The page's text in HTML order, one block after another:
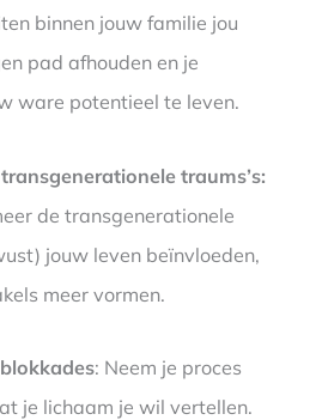
binnen jouw familie jou
pad afhouden en je
ware potentieel te leven.
traums’s:
de transgenerationele
jouw leven beïnvloeden,
meer vormen.
: Neem je proces
je lichaam je wil vertellen.